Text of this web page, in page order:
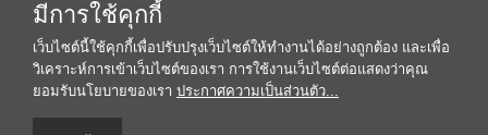
มีการใช้คุกกี้
เว็บไซต์นี้ใช้คุกกี้เพื่อปรับปรุงเว็บไซต์ให้ทำงานได้อย่างถูกต้อง และเพื่อ
วิเคราะห์การเข้าเว็บไซต์ของเรา การใช้งานเว็บไซต์ต่อแสดงว่าคุณ
ยอมรับนโยบายของเรา ประกาศความเป็นส่วนตัว...